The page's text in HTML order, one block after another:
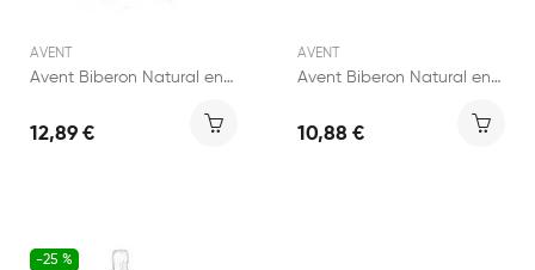
AVENT
Avent Biberon Natural en Verre 240ml
12,89 €
AVENT
Avent Biberon Natural en Verre 120ml
10,88 €
-25 %